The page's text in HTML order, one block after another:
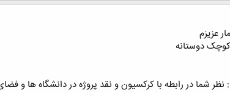
عزیزم
دوستانه